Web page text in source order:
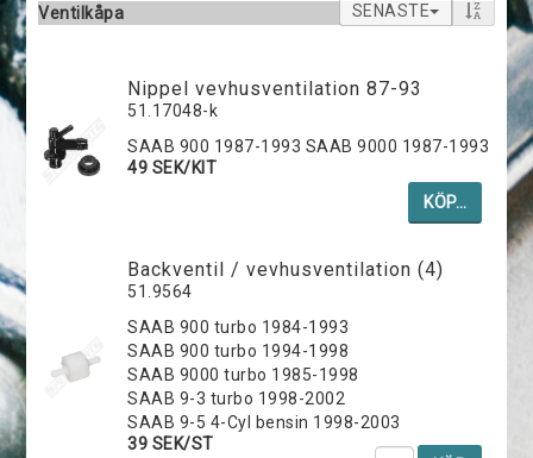
Ventilkåpa SENASTE
Nippel vevhusventilation 87-93
51.17048-k
SAAB 900 1987-1993 SAAB 9000 1987-1993
49 SEK/KIT
KÖP…
Backventil / vevhusventilation (4)
51.9564
SAAB 900 turbo 1984-1993
SAAB 900 turbo 1994-1998
SAAB 9000 turbo 1985-1998
SAAB 9-3 turbo 1998-2002
SAAB 9-5 4-Cyl bensin 1998-2003
39 SEK/ST